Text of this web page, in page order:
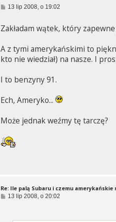
P
t
13 lip 2008, o 19:02
Zakładam wątek, który
A z tymi amerykańskimi to
kto nie wiedział) na nasze. I
I to benzyny 91.
Ech, Ameryko...
Może jednak weźmy tę tarczę?
Re: Ile palą Subaru i czemu amerykańskie
P13 lip 2008, o 20:02